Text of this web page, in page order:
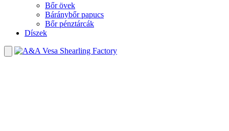
Bőr övek
Báránybőr papucs
Bőr pénztárcák
Díszek